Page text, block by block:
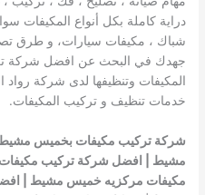
دراية كاملة بكل أنواع المكيفات
شباك ، مكيفات سيارات، و طرق
جهدك في البحث عن افضل شركة
المكيفات وتنظيفها لدى شركة
خدمات تنظيف و تركيب المكيفات.
شركة تركيب مكيفات بخميس
مشيط | افضل شركة تركيب
مكيفات مركزيه خميس مشيط |